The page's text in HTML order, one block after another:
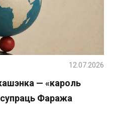
— «кароль
Фаража
12.07.2026